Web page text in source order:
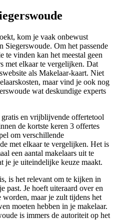
kom je vaak onbewust
Siegerswoude. Om het passende
te vinden kan het meestal geen
met elkaar te vergelijken. Dat
als Makelaar-kaart. Niet
maar vind je ook nog
wat deskundige experts
en vrijblijvende offertetool
de kortste keren 3 offertes
om verschillende
met elkaar te vergelijken. Het is
een aantal makelaars uit te
je je uiteindelijke keuze maakt.
is het relevant om te kijken in
past. Je hoeft uiteraard over en
worden, maar je zult tijdens het
moeten hebben in je makelaar.
is immers de autoriteit op het